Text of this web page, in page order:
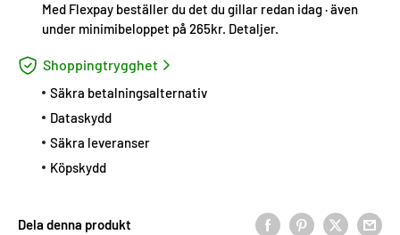
Med Flexpay beställer du det du gillar redan idag · även
under minimibeloppet på 265kr. Detaljer.
Shoppingtrygghet
Säkra betalningsalternativ
Dataskydd
Säkra leveranser
Köpskydd
Dela denna produkt